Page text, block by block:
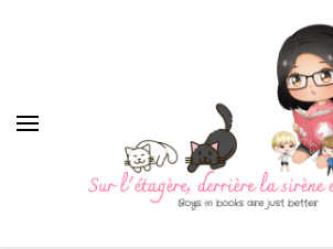
Sur l'étagère,